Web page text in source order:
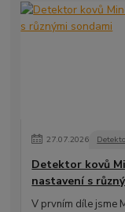
27.07.2026
Detektor kovů
nastavení s
V prvním díle jsme